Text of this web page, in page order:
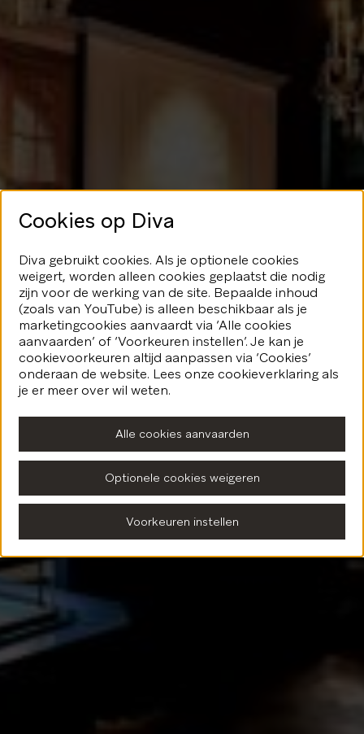
Geen glans
hier
We speelden je blijkbaar even
kwijt...Geen nood, er valt nog veel
fonkeling te ontdekken.
Terug naar de homepagina
Cookies op Diva
Diva gebruikt cookies. Als je optionele cookies
weigert, worden alleen cookies geplaatst die nodig
zijn voor de werking van de site. Bepaalde inhoud
(zoals van YouTube) is alleen beschikbaar als je
marketingcookies aanvaardt via ‘Alle cookies
aanvaarden’ of ‘Voorkeuren instellen’. Je kan je
cookievoorkeuren altijd aanpassen via ‘Cookies’
onderaan de website. Lees onze cookieverklaring als
je er meer over wil weten.
Alle cookies aanvaarden
Optionele cookies weigeren
Voorkeuren instellen